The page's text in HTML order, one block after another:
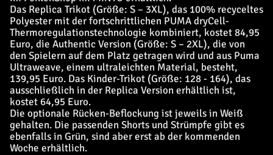
Das Replica Trikot (Größe: S – 3XL), das 100% recyceltes
Polyester mit der fortschrittlichen PUMA dryCell-
Thermoregulationstechnologie kombiniert, kostet 84,95
Euro, die Authentic Version (Größe: S – 2XL), die von
den Spielern auf dem Platz getragen wird und aus Puma
Ultraweave, einem ultraleichten Material, besteht,
139,95 Euro. Das Kinder-Trikot (Größe: 128 - 164), das
ausschließlich in der Replica Version erhältlich ist,
kostet 64,95 Euro.
Die optionale Rücken-Beflockung ist jeweils in Weiß
gehalten. Die passenden Shorts und Strümpfe gibt es
ebenfalls in Grün, sind aber erst ab der kommenden
Woche erhältlich.